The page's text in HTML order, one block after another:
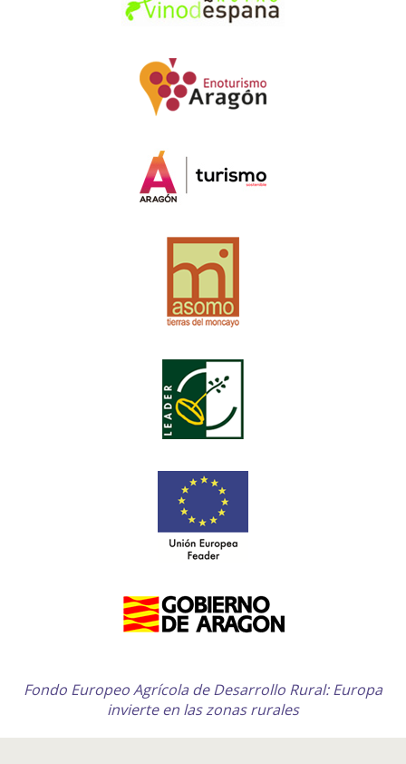
Fondo Europeo Agrícola de Desarrollo Rural: Europa
invierte en las zonas rurales